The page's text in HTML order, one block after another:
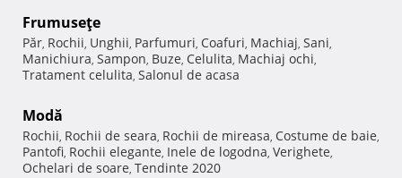
Frumuseţe
Păr, Rochii, Unghii, Parfumuri, Coafuri, Machiaj, Sani,
Manichiura, Sampon, Buze, Celulita, Machiaj ochi,
Tratament celulita, Salonul de acasa
Modă
Rochii, Rochii de seara, Rochii de mireasa, Costume de baie,
Pantofi, Rochii elegante, Inele de logodna, Verighete,
Ochelari de soare, Tendinte 2020